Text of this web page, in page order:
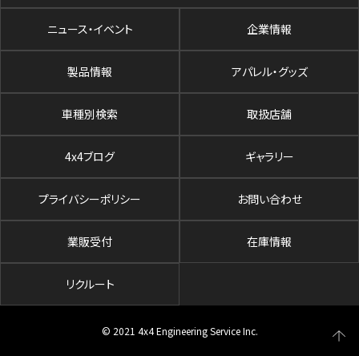
ニュース・イベント 企業情報
製品情報 アパレル・グッズ
車種別検索 取扱店舗
4x4ブログ ギャラリー
プライバシーポリシー お問い合わせ
業販受付 在庫情報
リクルート
© 2021 4x4 Engineering Service Inc.